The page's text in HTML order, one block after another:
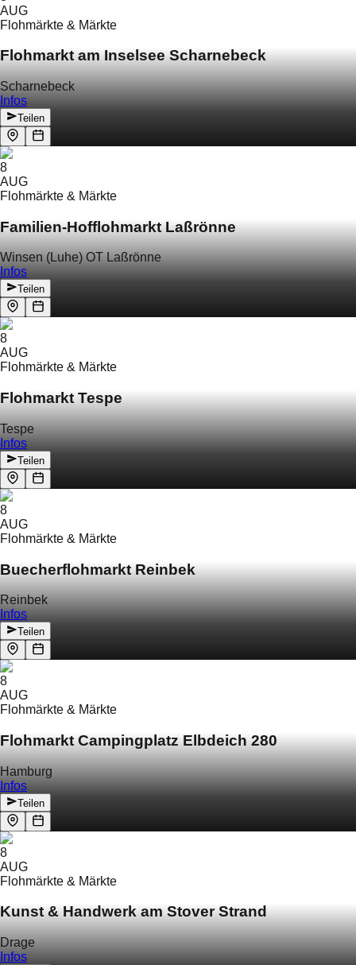
AUG
Flohmärkte & Märkte
Flohmarkt am Inselsee Scharnebeck
Scharnebeck
Infos
Teilen
8
AUG
Flohmärkte & Märkte
Familien-Hofflohmarkt Laßrönne
Winsen (Luhe) OT Laßrönne
Infos
Teilen
8
AUG
Flohmärkte & Märkte
Flohmarkt Tespe
Tespe
Infos
Teilen
8
AUG
Flohmärkte & Märkte
Buecherflohmarkt Reinbek
Reinbek
Infos
Teilen
8
AUG
Flohmärkte & Märkte
Flohmarkt Campingplatz Elbdeich 280
Hamburg
Infos
Teilen
8
AUG
Flohmärkte & Märkte
Kunst & Handwerk am Stover Strand
Drage
Infos